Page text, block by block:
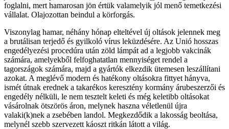
foglalni, mert hamarosan jön értük valamelyik jól menő temetkezési
vállalat. Olajozottan beindul a körforgás.
Viszonylag hamar, néhány hónap elteltével új oltások jelennek meg
a brutálisan terjedő és gyilkoló vírus leküzdésére. Az Unió hosszas
engedélyezési procedúra után zöld lámpát ad a legjobb vakcinák
számára, amelyekből felfoghatatlan mennyiséget rendel a
tagországok számára, majd a gyártók elkezdik ütemesen leszállítani
azokat. A meglévő modern és hatékony oltásokra fittyet hányva,
ismét útnak erednek a takarékos keresztény kormány árubeszerzői és
engedély nélküli, le nem tesztelt keleti és még keletibb oltásokat
vásárolnak ötszörös áron, melynek haszna véletlenül újra
valaki(k)nek a zsebében landol. Megkezdődik a lakosság beoltása,
melynél szebb szervezett káoszt ritkán látott a világ.